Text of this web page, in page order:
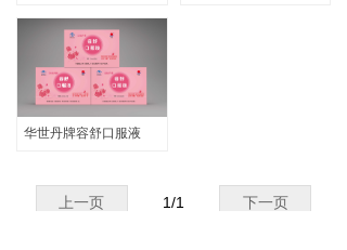
招聘信息
联系我们
华世丹牌容舒口服液
上一页 下一页
1/1